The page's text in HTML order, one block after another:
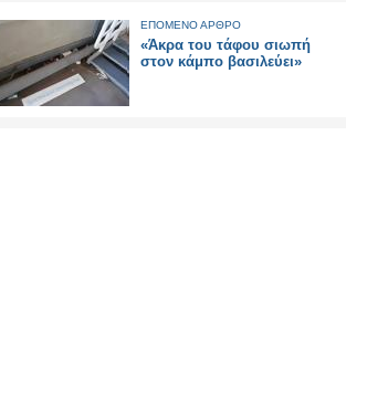
ΕΠΟΜΕΝΟ ΑΡΘΡΟ
«Άκρα του τάφου σιωπή
στον κάμπο βασιλεύει»